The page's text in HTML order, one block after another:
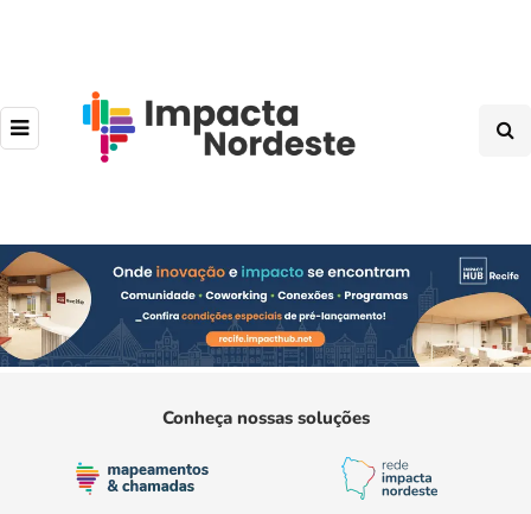
Conheça nossas soluções